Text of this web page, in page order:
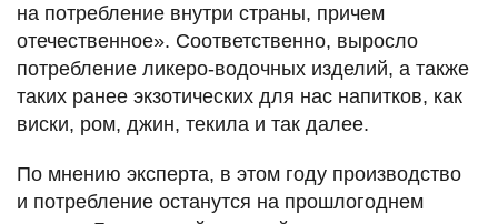
на потребление внутри страны, причем
отечественное». Соответственно, выросло
потребление ликеро-водочных изделий, а также
таких ранее экзотических для нас напитков, как
виски, ром, джин, текила и так далее.
По мнению эксперта, в этом году производство
и потребление останутся на прошлогоднем